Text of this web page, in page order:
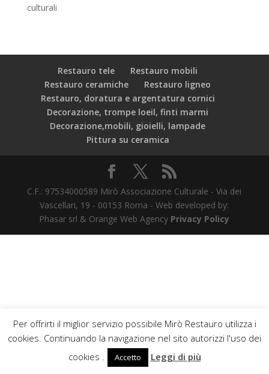
culturali
Restauro tele
Restauro mobili
Restauro ceramiche
Restauro ligneo
Restauro, doratura e argentatura cornici
Decorazione, trompe loeil, finti marmi
Decorazione,mobili, gioielli, lampade
Pittura su ceramica
C.F.: 97534000589 Mirò Associazione Culturale - Via dei
Vascellari, 19 - 00153 Roma - Web developed by:
Phasar srl & Orange Web Agency Privacy Policy
Per offrirti il miglior servizio possibile Mirò Restauro utilizza i
cookies. Continuando la navigazione nel sito autorizzi l'uso dei
cookies .
Accetto Leggi di più